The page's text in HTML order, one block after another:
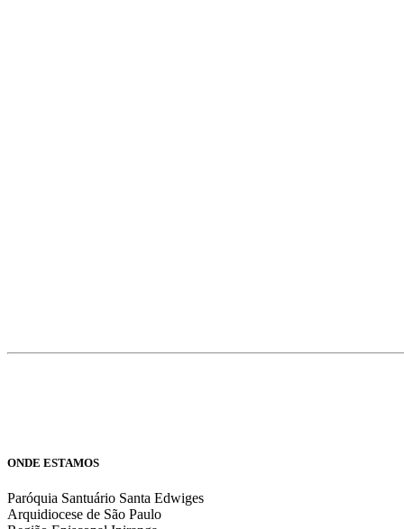
ONDE ESTAMOS
Paróquia Santuário Santa Edwiges
Arquidiocese de São Paulo